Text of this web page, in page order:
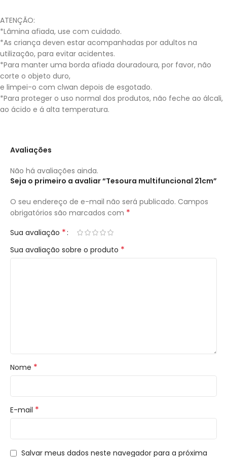
ATENÇÃO:
*Lâmina afiada, use com cuidado.
*As criança deven estar acompanhadas por adultos na
utilização, para evitar acidentes.
*Para manter uma borda afiada douradoura, por favor, não
corte o objeto duro,
e limpei-o com clwan depois de esgotado.
*Para proteger o uso normal dos produtos, não feche ao álcali,
ao ácido e á alta temperatura.
Avaliações
Não há avaliações ainda.
Seja o primeiro a avaliar “Tesoura multifuncional 21cm”
O seu endereço de e-mail não será publicado. Campos
obrigatórios são marcados com *
Sua avaliação *
Sua avaliação sobre o produto *
Nome *
E-mail *
Salvar meus dados neste navegador para a próxima